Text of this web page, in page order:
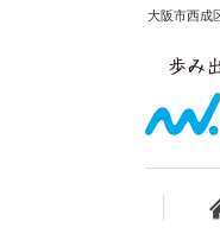
大阪市西成